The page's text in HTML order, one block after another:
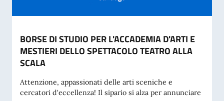
BORSE DI STUDIO PER L'ACCADEMIA D'ARTI E
MESTIERI DELLO SPETTACOLO TEATRO ALLA
SCALA
Attenzione, appassionati delle arti sceniche e
cercatori d'eccellenza! Il sipario si alza per annunciare